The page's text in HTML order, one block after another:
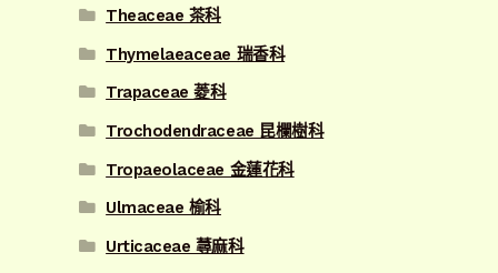
Theaceae 茶科
Thymelaeaceae 瑞香科
Trapaceae 菱科
Trochodendraceae 昆欄樹科
Tropaeolaceae 金蓮花科
Ulmaceae 榆科
Urticaceae 蕁麻科